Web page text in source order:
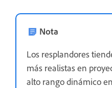
Nota
Los resplandores
más realistas en
alto rango dinámico